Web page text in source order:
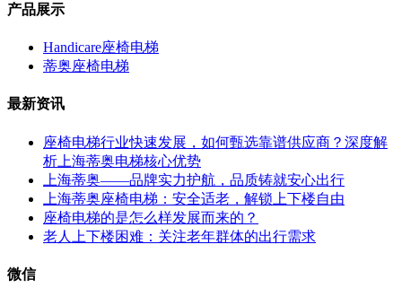
产品展示
Handicare座椅电梯
蒂奥座椅电梯
最新资讯
座椅电梯行业快速发展，如何甄选靠谱供应商？深度解
析上海蒂奥电梯核心优势
上海蒂奥——品牌实力护航，品质铸就安心出行
上海蒂奥座椅电梯：安全适老，解锁上下楼自由
座椅电梯的是怎么样发展而来的？
老人上下楼困难：关注老年群体的出行需求
微信